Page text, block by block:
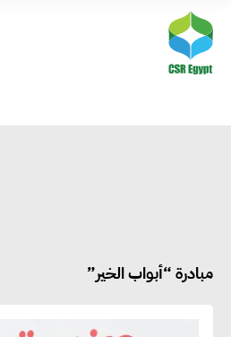
مبادرة “أبواب الخير”